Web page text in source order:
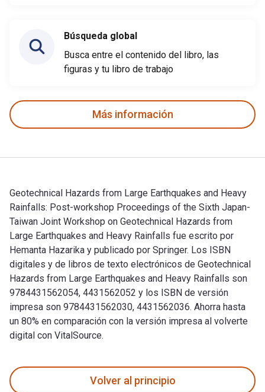
Búsqueda global
Busca entre el contenido del libro, las
figuras y tu libro de trabajo
Más información
Geotechnical Hazards from Large Earthquakes and Heavy
Rainfalls: Post-workshop Proceedings of the Sixth Japan-
Taiwan Joint Workshop on Geotechnical Hazards from
Large Earthquakes and Heavy Rainfalls fue escrito por
Hemanta Hazarika y publicado por Springer. Los ISBN
digitales y de libros de texto electrónicos de Geotechnical
Hazards from Large Earthquakes and Heavy Rainfalls son
9784431562054, 4431562052 y los ISBN de versión
impresa son 9784431562030, 4431562036. Ahorra hasta
un 80% en comparación con la versión impresa al volverte
digital con VitalSource.
Volver al principio